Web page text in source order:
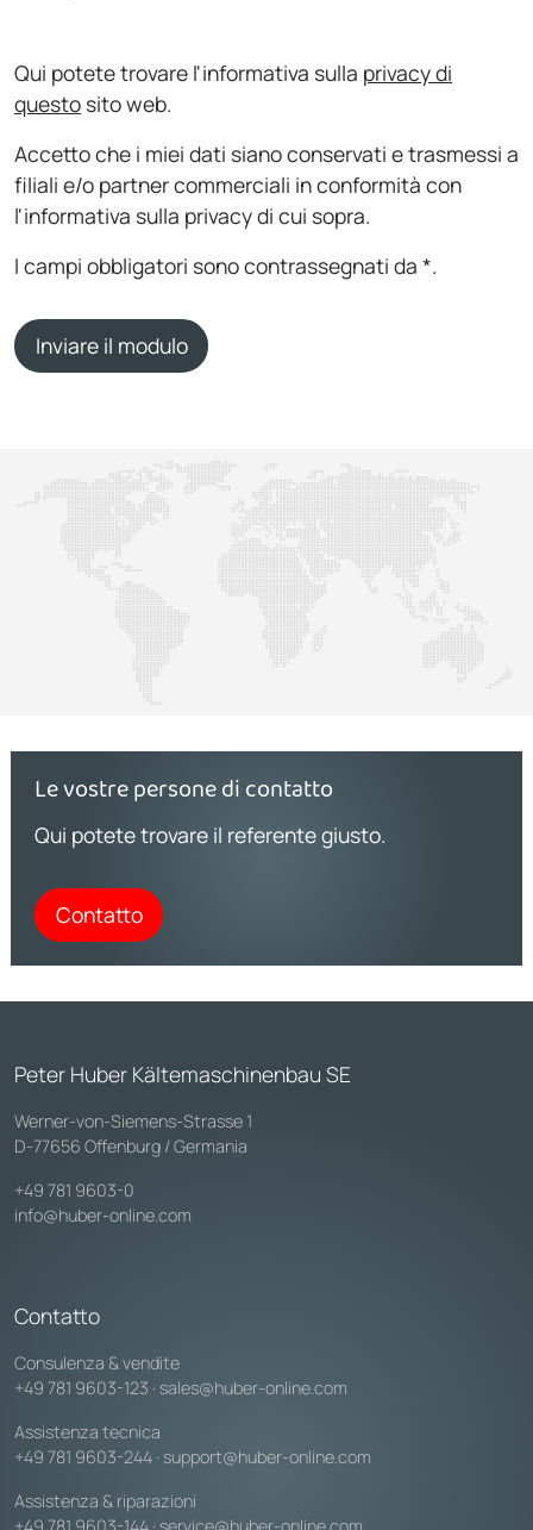
Qui potete trovare l'informativa sulla privacy di
questo sito web.
Accetto che i miei dati siano conservati e trasmessi a
filiali e/o partner commerciali in conformità con
l'informativa sulla privacy di cui sopra.
I campi obbligatori sono contrassegnati da *.
Inviare il modulo
Le vostre persone di contatto
Qui potete trovare il referente giusto.
Contatto
Peter Huber Kältemaschinenbau SE
Werner-von-Siemens-Strasse 1
D-77656 Offenburg / Germania
+49 781 9603-0
info@huber-online.com
Contatto
Consulenza & vendite
+49 781 9603-123 · sales@huber-online.com
Assistenza tecnica
+49 781 9603-244 · support@huber-online.com
Assistenza & riparazioni